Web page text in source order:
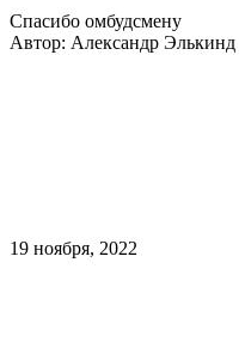
Спасибо омбудсмену
Автор: Александр Элькинд
19 ноября, 2022